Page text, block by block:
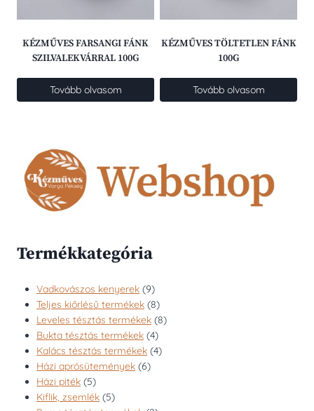
KÉZMŰVES FARSANGI FÁNK
SZILVALEKVÁRRAL 100G
Tovább olvasom
KÉZMŰVES TÖLTETLEN FÁNK
100G
Tovább olvasom
Termékkategória
Vadkovászos kenyerek 99
termék
Teljes kiőrlésű termékek 88
termék
Leveles tésztás termékek 88
Bukta tésztás termékek 44
termék
Kalács tésztás termékek 44
Házi aprósütemények 66
Házi piték 55
termék
Kiflik, zsemlék 55